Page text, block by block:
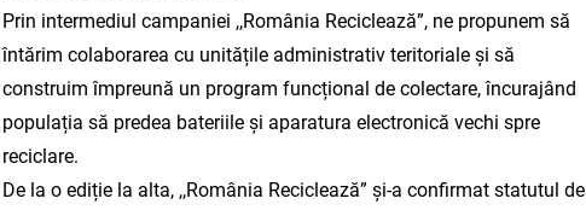
Prin intermediul campaniei ,,România Reciclează”, ne propunem să
întărim colaborarea cu unitățile administrativ teritoriale și să
construim împreună un program funcțional de colectare, încurajând
populația să predea bateriile și aparatura electronică vechi spre
reciclare.
De la o ediție la alta, ,,România Reciclează” și-a confirmat statutul de